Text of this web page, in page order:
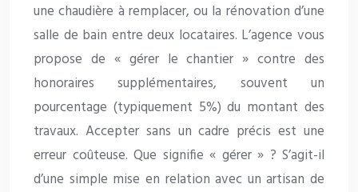
une chaudière à remplacer, ou la rénovation d’une
salle de bain entre deux locataires. L’agence vous
propose de « gérer le chantier » contre des
honoraires supplémentaires, souvent un
pourcentage (typiquement 5%) du montant des
travaux. Accepter sans un cadre précis est une
erreur coûteuse. Que signifie « gérer » ? S’agit-il
d’une simple mise en relation avec un artisan de